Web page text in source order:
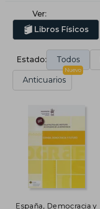
Ver:
Libros Físicos
Estado: Todos
Anticuarios
Nuevo
España, Democracia y